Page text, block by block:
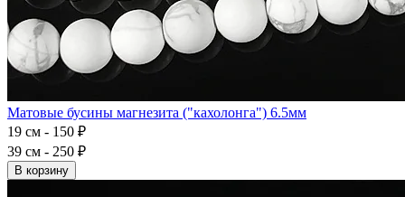
Матовые бусины магнезита ("кахолонга") 6.5мм
19 см - 150 ₽
39 см - 250 ₽
В корзину